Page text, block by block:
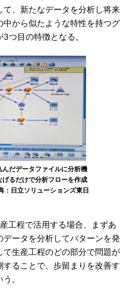
、新たなデータを分析し将来
から似たような特性を持つグ
つ目の特徴となる。
だデータファイルに分析機
るだけで分析フローを作成
：日立ソリューションズ東日
工程で活用する場合、まずあ
ータを分析してパターンを発
て生産工程のどの部分で問題が
ることで、歩留まりを改善す
。